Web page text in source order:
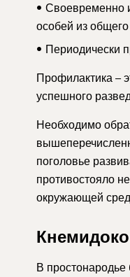
Своевременно
особей из общего
Периодически
Профилактика –
успешного
Необходимо
поголовье
противостояло
окружающей
В простонародье